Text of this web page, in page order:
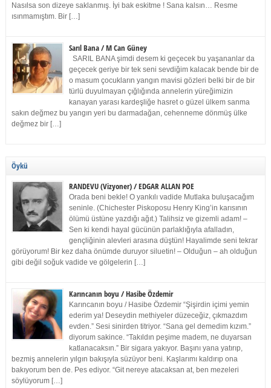
Nasılsa son dizeye saklanmış. İyi bak eskitme ! Sana kalsın… Resme
ısınmamıştım. Bir […]
Sarıl Bana / M Can Güney
SARIL BANA şimdi desem ki geçecek bu yaşananlar da
geçecek geriye bir tek seni sevdiğim kalacak bende bir de
o masum çocukların yangın mavisi gözleri belki bir de bir
türlü duyulmayan çığlığında annelerin yüreğimizin
kanayan yarası kardeşliğe hasret o güzel ülkem sanma
sakın değmez bu yangın yeri bu darmadağan, cehenneme dönmüş ülke
değmez bir […]
Öykü
RANDEVU (Vizyoner) / EDGAR ALLAN POE
Orada beni bekle! O yankılı vadide Mutlaka buluşacağım
seninle. (Chichester Piskoposu Henry King’in karısının
ölümü üstüne yazdığı ağıt.) Talihsiz ve gizemli adam! –
Sen ki kendi hayal gücünün parlaklığıyla afalladın,
gençliğinin alevleri arasına düştün! Hayalimde seni tekrar
görüyorum! Bir kez daha önümde duruyor siluetin! – Olduğun – ah olduğun
gibi değil soğuk vadide ve gölgelerin […]
Karıncanın boyu / Hasibe Özdemir
Karıncanın boyu / Hasibe Özdemir “Şişirdin içimi yemin
ederim ya! Deseydin methiyeler düzeceğiz, çıkmazdım
evden.” Sesi sinirden titriyor. “Sana gel demedim kızım.”
diyorum sakince. “Takıldın peşime madem, ne duyarsan
katlanacaksın.” Bir sigara yakıyor. Başını yana yatırıp,
bezmiş annelerin yılgın bakışıyla süzüyor beni. Kaşlarımı kaldırıp ona
bakıyorum ben de. Pes ediyor. “Git nereye atacaksan at, ben mezeleri
söylüyorum […]